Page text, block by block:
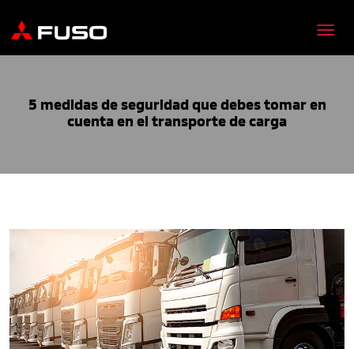
5 medidas de seguridad que debes tomar en
cuenta en el transporte de carga